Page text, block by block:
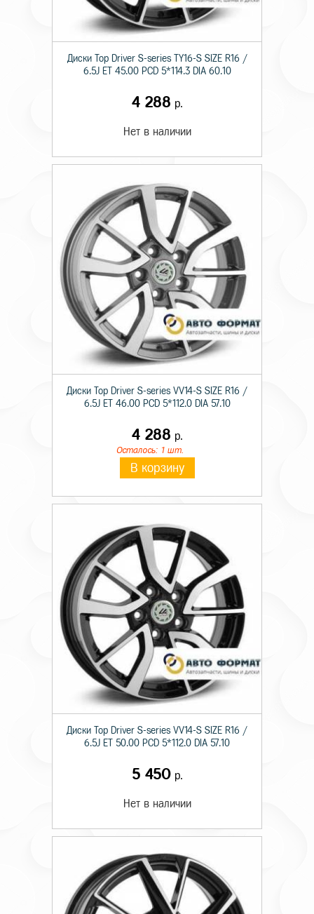
Диски Top Driver S-series TY16-S SIZE R16 /
6.5J ET 45.00 PCD 5*114.3 DIA 60.10
4 288 р.
Нет в наличии
Диски Top Driver S-series VV14-S SIZE R16 /
6.5J ET 46.00 PCD 5*112.0 DIA 57.10
4 288 р.
Осталось: 1 шт.
В корзину
Диски Top Driver S-series VV14-S SIZE R16 /
6.5J ET 50.00 PCD 5*112.0 DIA 57.10
5 450р.
Нет в наличии